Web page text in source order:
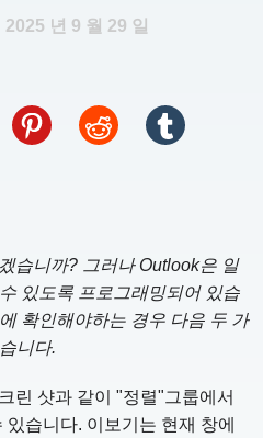
2025 년 9 월 29 일
습니까? 그러나 Outlook은 일
있도록 프로그래밍되어 있습
확인해야하는 경우 다음 두 가
니다.
린 샷과 같이 "정렬"그룹에서
습니다. 이보기는 현재 창에